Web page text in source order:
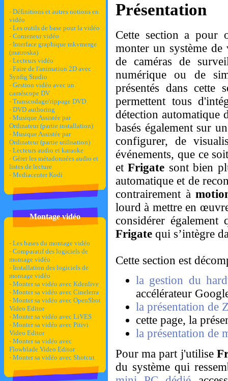
- Définitions et autres notions en
vidéo
- Les outils de base pour la vidéo
- Conteneur vidéo
- Interface graphique mkvmerge
(matroska)
- Lecteurs vidéo
- Faire de l'animation 2D avec
Synfig Studio
- Gestion vidéo avec un
caméscope DV
- Transcodage/rippage DVD
- DVD authoring
- Musique Assistée par
Ordinateur (partie installation)
- Musique Assistée par
Ordinateur (partie utilisation)
- Lecteurs audio et karaoke
- Gérer les métadonnées audio et
listes de lecture
- Mediacenter Kodi
Montage vidéo
- Les bases du montage vidéo
- Comparatif des logiciels de
montage vidéo
- Installation des logiciels de
montage vidéo
- Monter sa vidéo avec Kdenlive
- Monter sa vidéo avec Cinelerra
- Monter sa vidéo avec OpenShot
Video Editor
- Monter sa vidéo avec LiVES
- Monter sa vidéo avec Pitivi
Video Editor
- Monter sa vidéo avec
Flowblade Video Editor
- Monter sa vidéo avec Shotcut
Présentation
Cette section a pour
monter un système
de caméras de
numérique ou de
présentés dans cette
permettent tous
détection automatique
basés également sur
configurer, de
événements, que ce
etFrigate sont bien
automatique et de
contrairement à
lourd à mettre en
considérer également
Frigatequi s’intègre
Cette section est
la gestion du
accélérateur
la présentation de
cette page, la
la présentation de
Pour ma part j'utilise
du système qui